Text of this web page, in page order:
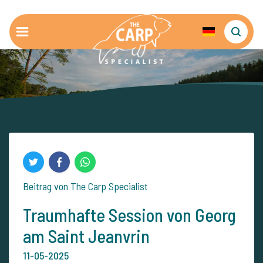
Beitrag von The Carp Specialist
Traumhafte Session von Georg
am Saint Jeanvrin
11-05-2025